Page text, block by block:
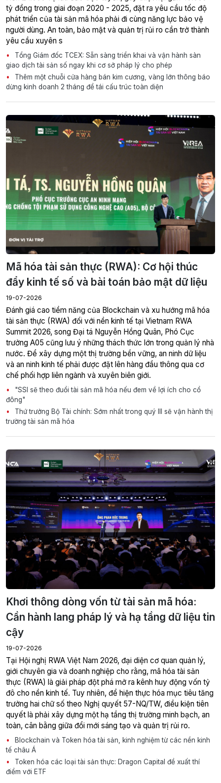
tỷ đồng trong giai đoạn 2020 - 2025, đặt ra yêu cầu tốc độ
phát triển của tài sản mã hóa phải đi cùng năng lực bảo vệ
người dùng. An toàn, bảo mật và quản trị rủi ro cần trở thành
yêu cầu xuyên s
Tổng Giám đốc TCEX: Sẵn sàng triển khai và vận hành sàn
giao dịch tài sản số ngay khi cơ sở pháp lý cho phép
Thêm một chuỗi cửa hàng bán kim cương, vàng lớn thông báo
dừng kinh doanh 2 tháng để tái cấu trúc toàn diện
Mã hóa tài sản thực (RWA): Cơ hội thúc
đẩy kinh tế số và bài toán bảo mật dữ liệu
19-07-2026
Đánh giá cao tiềm năng của Blockchain và xu hướng mã hóa
tài sản thực (RWA) đối với nền kinh tế tại Vietnam RWA
Summit 2026, song Đại tá Nguyễn Hồng Quân, Phó Cục
trưởng A05 cũng lưu ý những thách thức lớn trong quản lý nhà
nước. Để xây dựng một thị trường bền vững, an ninh dữ liệu
và an ninh kinh tế phải được đặt lên hàng đầu thông qua cơ
chế phối hợp liên ngành và xuyên biên giới.
"SSI sẽ theo đuổi tài sản mã hóa nếu đem về lợi ích cho cổ
đông"
Thứ trưởng Bộ Tài chính: Sớm nhất trong quý III sẽ vận hành thị
trường tài sản mã hóa
Khơi thông dòng vốn từ tài sản mã hóa:
Cần hành lang pháp lý và hạ tầng dữ liệu tin
cậy
19-07-2026
giới chuyên gia và doanh nghiệp cho rằng, mã hóa tài sản
thực (RWA) là giải pháp đột phá mở ra kênh huy động vốn tỷ
đô cho nền kinh tế. Tuy nhiên, để hiện thực hóa mục tiêu tăng
trưởng hai chữ số theo Nghị quyết 57-NQ/TW, điều kiện tiên
quyết là phải xây dựng một hạ tầng thị trường minh bạch, an
toàn, cân bằng giữa đổi mới sáng tạo và quản trị rủi ro.
Blockchain và Token hóa tài sản, kinh nghiệm từ các nền kinh
tế châu Á
Token hóa các loại tài sản thực: Dragon Capital đề xuất thí
điểm với ETF